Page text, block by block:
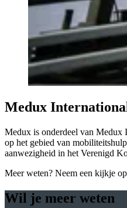
Medux
Medux is onderdeel van Medux
op het gebied van
aanwezigheid in het Verenigd
Meer weten? Neem een kijkje op
Wil je meer weten